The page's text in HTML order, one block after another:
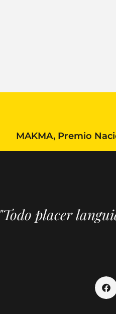
MAKMA, Premio
"Todo placer